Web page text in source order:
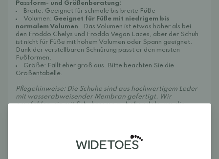
Passform- und Größenberatung:
Breite: Geeignet für schmale bis breite Füße
Volumen: Geeignet für Füße mit niedrigem bis
normalem Volumen . Das Volumen ist etwas höher als bei
den Froddo Chelys und Froddo Vegan Laces, aber der Schuh
ist nicht für Füße mit hohem Volumen oder Spann geeignet.
Dank der verstellbaren Schnürung passt er den meisten
Fußformen.
Größe: Fällt eher groß aus. Bitte beachten Sie die
Größentabelle.
Pflegehinweise: Die Schuhe sind aus hochwertigem Leder
mit wasserabweisender Membran gefertigt. Wir
empfehlen, sie mitSchuhcremezu behandeln, um die
bei Bedarf mit einem feuchten Tuch ab.
Froddos-Schuhe werden in Kroatien unter Einhaltung strenger
europäischer Vorschriften in Bezug auf Sicherheit, Qualität und